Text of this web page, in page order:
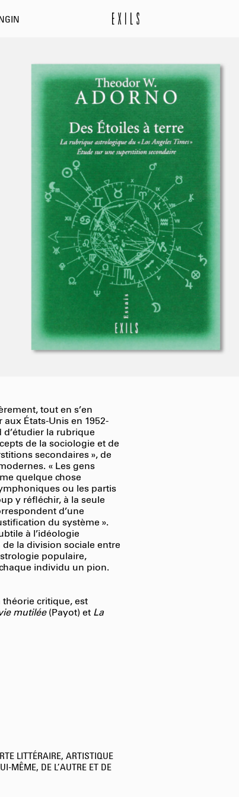
tout en s’en
États-Unis en 1952-
la rubrique
de la sociologie et de
secondaires », de
« Les gens
quelque chose
ou les partis
y réfléchir, à la seule
d’une
du système ».
à l’idéologie
la division sociale entre
populaire,
individu un pion.
théorie critique, est
mutilée(Payot) et La
LITTÉRAIRE, ARTISTIQUE
MÊME, DE L’AUTRE ET DE